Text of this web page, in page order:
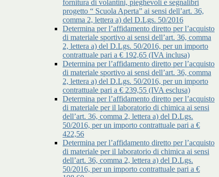
fornitura di volantini, pieghevoli e segnalibri
progetto “ Scuola Aperta” ai sensi dell’art. 36,
comma 2, lettera a) del D.Lgs. 50/2016
Determina per l’affidamento diretto per l’acquisto
di materiale sportivo ai sensi dell’art. 36, comma
2, lettera a) del D.Lgs. 50/2016, per un importo
contrattuale pari a € 192,65 (IVA inclusa)
Determina per l’affidamento diretto per l’acquisto
di materiale sportivo ai sensi dell’art. 36, comma
2, lettera a) del D.Lgs. 50/2016, per un importo
contrattuale pari a € 239,55 (IVA esclusa)
Determina per l’affidamento diretto per l’acquisto
di materiale per il laboratorio di chimica ai sensi
dell’art. 36, comma 2, lettera a) del D.Lgs.
50/2016, per un importo contrattuale pari a €
422,56
Determina per l’affidamento diretto per l’acquisto
di materiale per il laboratorio di chimica ai sensi
dell’art. 36, comma 2, lettera a) del D.Lgs.
50/2016, per un importo contrattuale pari a €